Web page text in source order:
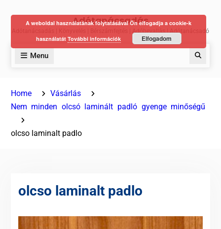
Adótanácsadás
Adótanácsadás | Könyvelés | Bérszámfejtés | Adóbevallás | Adótanácsadó
Menu
Home
Vásárlás
Nem minden olcsó laminált padló gyenge minőségű
olcso laminalt padlo
olcso laminalt padlo
A weboldal használatának folytatásával Ön elfogadja a cookie-k
használatát További információk Elfogadom